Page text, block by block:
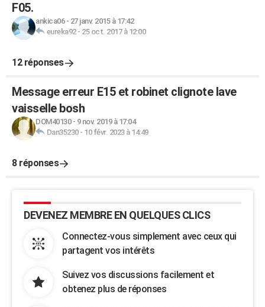
F05.
ankica06- 27 janv. 2015 à 17:42
eureka92- 25 oct. 2017 à 12:00
12 réponses
Message erreur E15 et robinet clignote lave
vaisselle bosh
DOM40130- 9 nov. 2019 à 17:04
Dan35230- 10 févr. 2023 à 14:49
8 réponses
DEVENEZ MEMBRE EN QUELQUES CLICS
Connectez-vous simplement avec ceux qui
partagent vos intérêts
Suivez vos discussions facilement et
obtenez plus de réponses